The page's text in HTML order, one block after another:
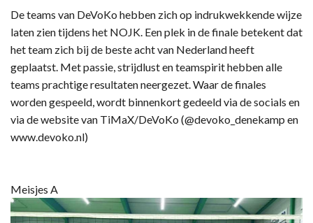
De teams van DeVoKo hebben zich op indrukwekkende wijze
laten zien tijdens het NOJK. Een plek in de finale betekent dat
het team zich bij de beste acht van Nederland heeft
geplaatst. Met passie, strijdlust en teamspirit hebben alle
teams prachtige resultaten neergezet. Waar de finales
worden gespeeld, wordt binnenkort gedeeld via de socials en
via de website van TiMaX/DeVoKo (@devoko_denekamp en
www.devoko.nl)
Meisjes A